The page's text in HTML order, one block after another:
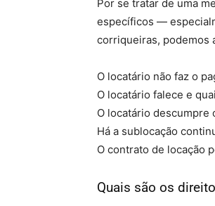
Por se tratar de uma
específicos —
corriqueiras, podemos
O locatário não faz o
O locatário falece e
O locatário
Há a sublocação
O contrato de locação
Quais são os